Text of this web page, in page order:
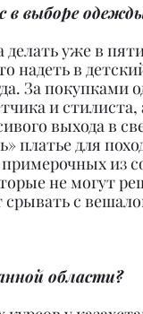
в выборе
уже в
надеть в
За покупками
и
выхода в
платье для
из
не могут
срывать с
области?